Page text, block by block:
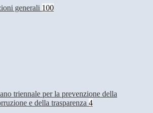
generali 100
triennale per la prevenzione della
e della trasparenza 4